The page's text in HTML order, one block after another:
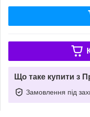
Що таке купити з
Замовлення під